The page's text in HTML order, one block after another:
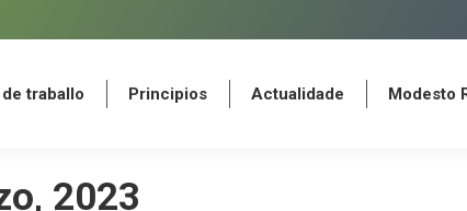
traballo Principios Actualidade Modesto
2023
traballo Principios Actualidade Modesto